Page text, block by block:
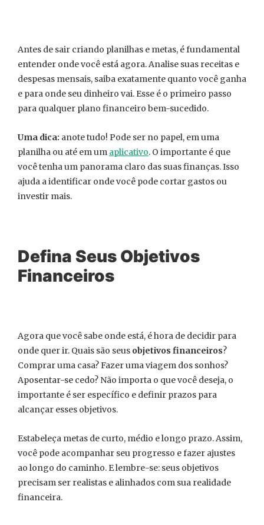
Antes de sair criando planilhas e metas, é fundamental
entender onde você está agora. Analise suas receitas e
despesas mensais, saiba exatamente quanto você ganha
e para onde seu dinheiro vai. Esse é o primeiro passo
para qualquer plano financeiro bem-sucedido.
Uma dica: anote tudo! Pode ser no papel, em uma
planilha ou até em um aplicativo. O importante é que
você tenha um panorama claro das suas finanças. Isso
ajuda a identificar onde você pode cortar gastos ou
investir mais.
Defina Seus Objetivos
Financeiros
Agora que você sabe onde está, é hora de decidir para
onde quer ir. Quais são seus objetivos financeiros?
Comprar uma casa? Fazer uma viagem dos sonhos?
Aposentar-se cedo? Não importa o que você deseja, o
importante é ser específico e definir prazos para
alcançar esses objetivos.
Estabeleça metas de curto, médio e longo prazo. Assim,
você pode acompanhar seu progresso e fazer ajustes
ao longo do caminho. E lembre-se: seus objetivos
precisam ser realistas e alinhados com sua realidade
financeira.